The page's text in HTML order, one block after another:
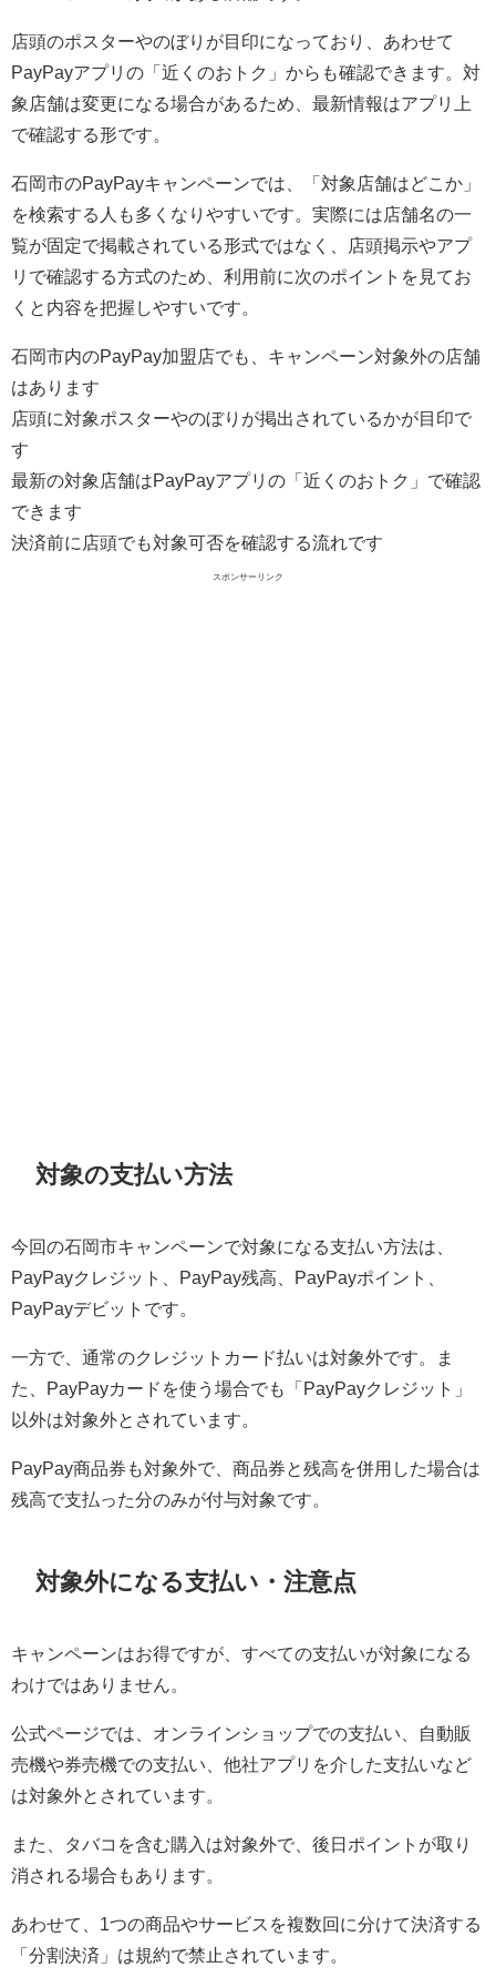
店頭のポスターやのぼりが目印になっており、あわせて
PayPayアプリの「近くのおトク」からも確認できます。対
象店舗は変更になる場合があるため、最新情報はアプリ上
で確認する形です。
石岡市のPayPayキャンペーンでは、「対象店舗はどこか」
を検索する人も多くなりやすいです。実際には店舗名の一
覧が固定で掲載されている形式ではなく、店頭掲示やアプ
リで確認する方式のため、利用前に次のポイントを見てお
くと内容を把握しやすいです。
石岡市内のPayPay加盟店でも、キャンペーン対象外の店舗
はあります
店頭に対象ポスターやのぼりが掲出されているかが目印で
す
最新の対象店舗はPayPayアプリの「近くのおトク」で確認
できます
決済前に店頭でも対象可否を確認する流れです
スポンサーリンク
対象の支払い方法
今回の石岡市キャンペーンで対象になる支払い方法は、
PayPayクレジット、PayPay残高、PayPayポイント、
PayPayデビットです。
一方で、通常のクレジットカード払いは対象外です。ま
た、PayPayカードを使う場合でも「PayPayクレジット」
以外は対象外とされています。
PayPay商品券も対象外で、商品券と残高を併用した場合は
残高で支払った分のみが付与対象です。
対象外になる支払い・注意点
キャンペーンはお得ですが、すべての支払いが対象になる
わけではありません。
公式ページでは、オンラインショップでの支払い、自動販
売機や券売機での支払い、他社アプリを介した支払いなど
は対象外とされています。
また、タバコを含む購入は対象外で、後日ポイントが取り
消される場合もあります。
あわせて、1つの商品やサービスを複数回に分けて決済する
「分割決済」は規約で禁止されています。